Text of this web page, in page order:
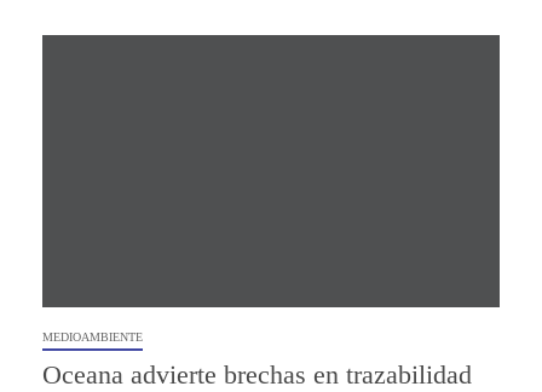
MEDIOAMBIENTE
Oceana advierte brechas en trazabilidad